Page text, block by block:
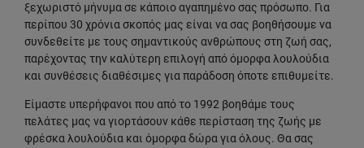
ξεχωριστό μήνυμα σε κάποιο αγαπημένο σας πρόσωπο. Για
περίπου 30 χρόνια σκοπός μας είναι να σας βοηθήσουμε να
συνδεθείτε με τους σημαντικούς ανθρώπους στη ζωή σας,
παρέχοντας την καλύτερη επιλογή από όμορφα λουλούδια
και συνθέσεις διαθέσιμες για παράδοση όποτε επιθυμείτε.
Είμαστε υπερήφανοι που από το 1992 βοηθάμε τους
πελάτες μας να γιορτάσουν κάθε περίσταση της ζωής με
φρέσκα λουλούδια και όμορφα δώρα για όλους. Θα σας